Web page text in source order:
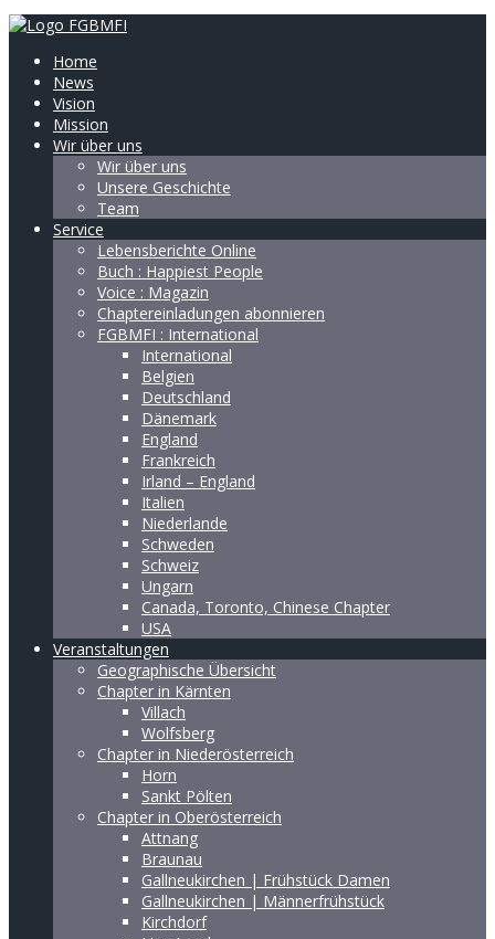
Home
News
Vision
Mission
Wir über uns
Wir über uns
Unsere Geschichte
Team
Service
Lebensberichte Online
Buch : Happiest People
Voice : Magazin
Chaptereinladungen abonnieren
FGBMFI : International
International
Belgien
Deutschland
Dänemark
England
Frankreich
Irland – England
Italien
Niederlande
Schweden
Schweiz
Ungarn
Canada, Toronto, Chinese Chapter
USA
Veranstaltungen
Geographische Übersicht
Chapter in Kärnten
Villach
Wolfsberg
Chapter in Niederösterreich
Horn
Sankt Pölten
Chapter in Oberösterreich
Attnang
Braunau
Gallneukirchen | Frühstück Damen
Gallneukirchen | Männerfrühstück
Kirchdorf